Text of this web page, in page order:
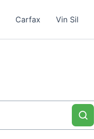
Carfax Vin Sil